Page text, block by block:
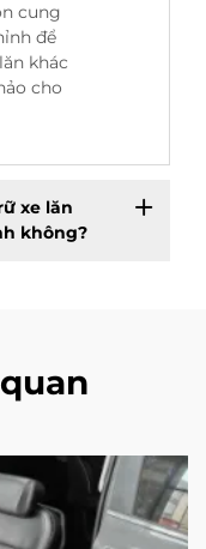
cung
để
khác
cho
xe lăn
không?